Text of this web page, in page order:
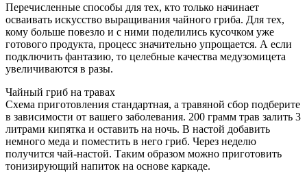
Перечисленные способы для тех, кто только начинает
осваивать искусство выращивания чайного гриба. Для тех,
кому больше повезло и с ними поделились кусочком уже
готового продукта, процесс значительно упрощается. А если
подключить фантазию, то целебные качества медузомицета
увеличиваются в разы.
Чайный гриб на травах
Схема приготовления стандартная, а травяной сбор подберите
в зависимости от вашего заболевания. 200 грамм трав залить 3
литрами кипятка и оставить на ночь. В настой добавить
немного меда и поместить в него гриб. Через неделю
получится чай-настой. Таким образом можно приготовить
тонизирующий напиток на основе каркаде.